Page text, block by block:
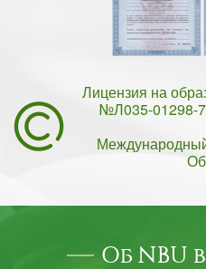
Лицензия на
№Л035-01298-
Об NBU